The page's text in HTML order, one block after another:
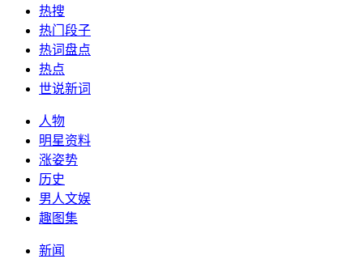
热搜
热门段子
热词盘点
热点
世说新词
人物
明星资料
涨姿势
历史
男人文娱
趣图集
新闻